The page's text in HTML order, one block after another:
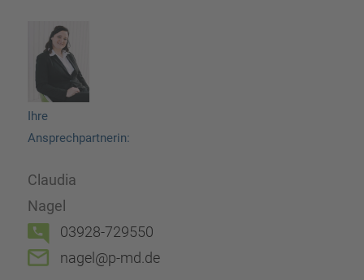
Ihre
Ansprechpartnerin:
Claudia
Nagel
03928-729550
nagel@p-md.de